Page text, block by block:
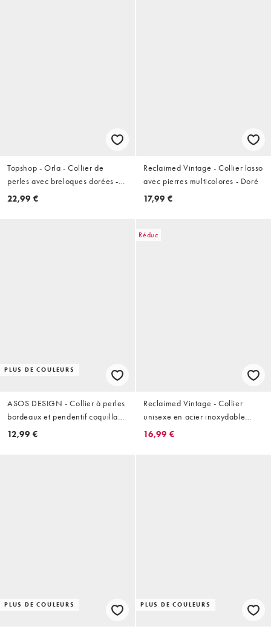
Topshop - Orla - Collier de
perles avec breloques dorées -
Orange multicolore
22,99 €
Reclaimed Vintage - Collier lasso
avec pierres multicolores - Doré
17,99 €
PLUS DE COULEURS
ASOS DESIGN - Collier à perles
bordeaux et pendentif coquillage
- Doré
12,99 €
Réduc
Reclaimed Vintage - Collier
unisexe en acier inoxydable
avec chaîne et barre en T -
16,99 €
PLUS DE COULEURS PLUS DE COULEURS